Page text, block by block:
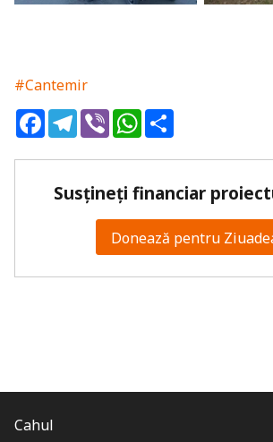
#Cantemir
FacebookTelegram
ViberWhatsApp
Susțineți financiar
Donează pentru
Cahul